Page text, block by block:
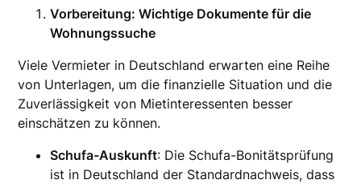
Vorbereitung: Wichtige Dokumente für die
Wohnungssuche
Viele Vermieter in Deutschland erwarten eine Reihe
von Unterlagen, um die finanzielle Situation und die
Zuverlässigkeit von Mietinteressenten besser
einschätzen zu können.
Schufa-Auskunft: Die Schufa-Bonitätsprüfung
ist in Deutschland der Standardnachweis, dass